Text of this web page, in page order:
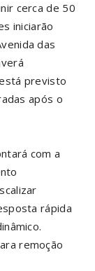
cerca de 50
iniciarão
das
previsto
após o
com a
rápida
remoção